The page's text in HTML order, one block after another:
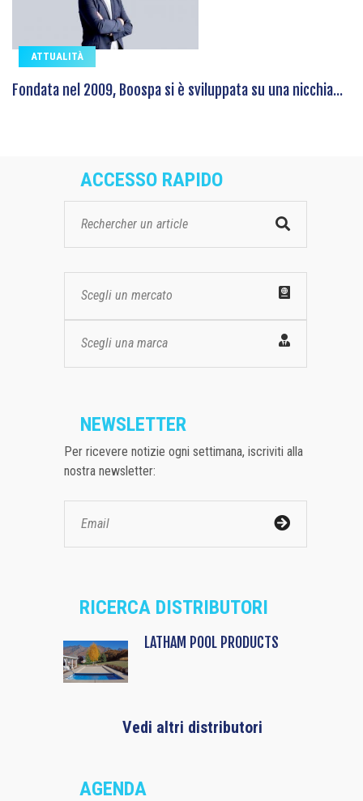
ATTUALITÀ
Fondata nel 2009, Boospa si è sviluppata su una nicchia...
ACCESSO RAPIDO
Scegli un mercato
Scegli una marca
NEWSLETTER
Per ricevere notizie ogni settimana, iscriviti alla
nostra newsletter:
RICERCA DISTRIBUTORI
LATHAM POOL PRODUCTS
Vedi altri distributori
AGENDA